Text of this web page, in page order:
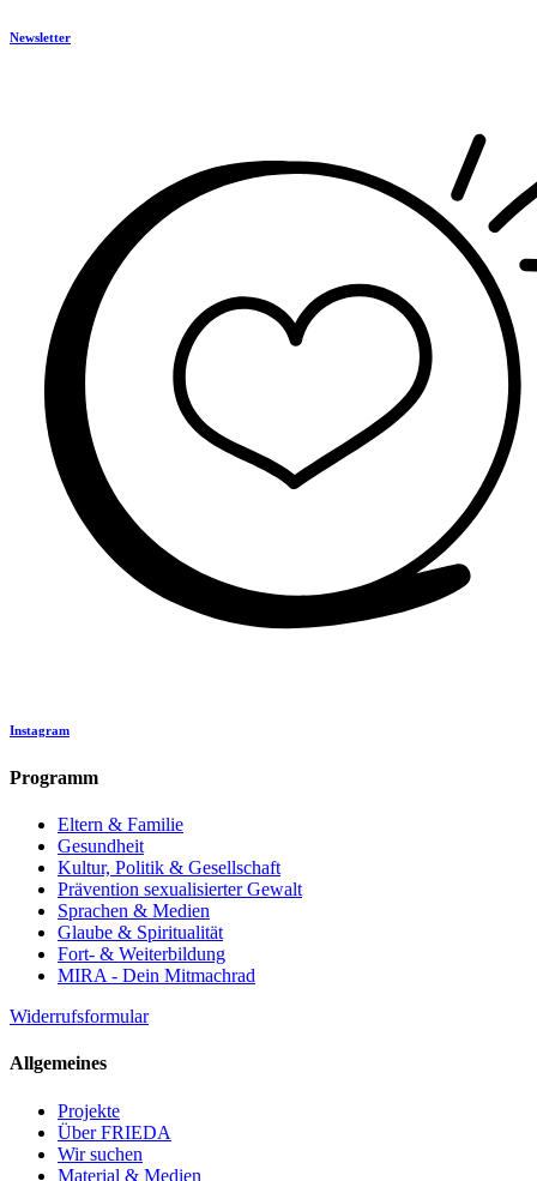
Newsletter
Instagram
Programm
Eltern & Familie
Gesundheit
Kultur, Politik & Gesellschaft
Prävention sexualisierter Gewalt
Sprachen & Medien
Glaube & Spiritualität
Fort- & Weiterbildung
MIRA - Dein Mitmachrad
Widerrufsformular
Allgemeines
Projekte
Über FRIEDA
Wir suchen
Material & Medien